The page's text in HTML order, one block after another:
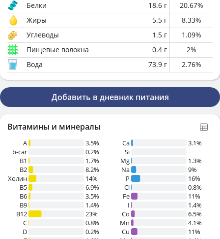
Белки
18.6 г 20.67%
Жиры
5.5 г 8.33%
Углеводы
1.5 г 1.09%
Пищевые волокна
0.4 г 2%
Вода
73.9 г 2.76%
Добавить в дневник питания
Витамины и минералы
A
3.5%
b-car
0.2%
В1
1.7%
B2
8.2%
Холин
14%
B5
6.9%
B6
3.5%
B9
1.4%
B12
23%
C
0.8%
D
0.2%
Ca
3.1%
Si
~
Mg
1.3%
Na
9%
P
16%
Cl
0.8%
Fe
11%
I
1.4%
Co
6.5%
Mn
4.1%
Cu
11%